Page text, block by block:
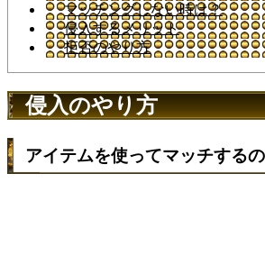
マッチングしない時は？
侵入するメリット
拒否のやり方
侵入のやり方
アイテムを使ってマッチする